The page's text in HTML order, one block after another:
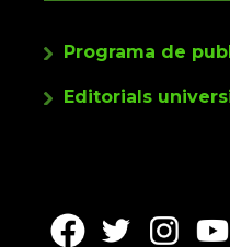
Programa de
Editorials